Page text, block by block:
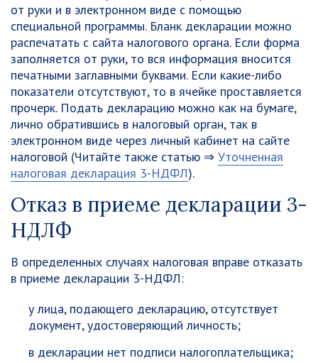
от руки и в электронном виде с помощью
специальной программы. Бланк декларации можно
распечатать с сайта налогового органа. Если форма
заполняется от руки, то вся информация вносится
печатными заглавными буквами. Если какие-либо
показатели отсутствуют, то в ячейке проставляется
прочерк. Подать декларацию можно как на бумаге,
лично обратившись в налоговый орган, так в
электронном виде через личный кабинет на сайте
налоговой (Читайте также статью ⇒ Уточненная
налоговая декларация 3-НДФЛ).
Отказ в приеме декларации 3-
НДЛФ
В определенных случаях налоговая вправе отказать
в приеме декларации 3-НДФЛ:
у лица, подающего декларацию, отсутствует
документ, удостоверяющий личность;
в декларации нет подписи налогоплательщика;